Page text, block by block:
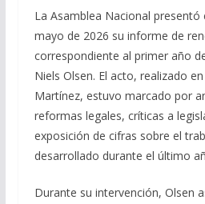
La Asamblea Nacional presentó
mayo de 2026 su informe de
correspondiente al primer año
Niels Olsen. El acto, realizado
Martínez, estuvo marcado por
reformas legales, críticas a
exposición de cifras sobre el
desarrollado durante el último
Durante su intervención, Olsen